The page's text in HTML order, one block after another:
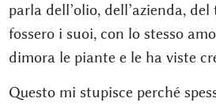
parla dell’olio, dell’azienda,
fossero i suoi, con lo stesso
dimora le piante e le ha viste
Questo mi stupisce perché